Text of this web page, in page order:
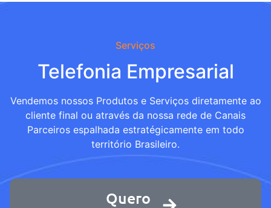
Serviços
Telefonia Empresarial
Vendemos nossos Produtos e Serviços diretamente ao
cliente final ou através da nossa rede de Canais
Parceiros espalhada estratégicamente em todo
território Brasileiro.
Quero